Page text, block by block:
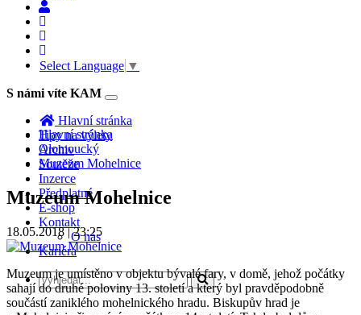
Select Language ▼
S námi víte KAM
Toggle
navigation
Hlavní stránka
Tipy na výlety
Archiv
Soutěže
Inzerce
Předplatné
E-shop
Kontakt
O nás
Kariéra
Hlavní stránka
Olomoucký
Muzeum Mohelnice
Muzeum Mohelnice
18.05.2018 | 23:25
Muzeum je umístěno v objektu bývalé fary, v domě, jehož počátky
sahají do druhé poloviny 13. století a který byl pravděpodobně
součástí zaniklého mohelnického hradu. Biskupův hrad je